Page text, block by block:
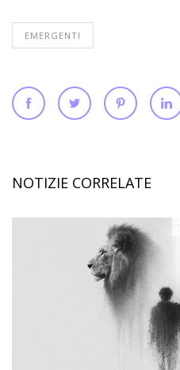
EMERGENTI
NOTIZIE CORRELATE